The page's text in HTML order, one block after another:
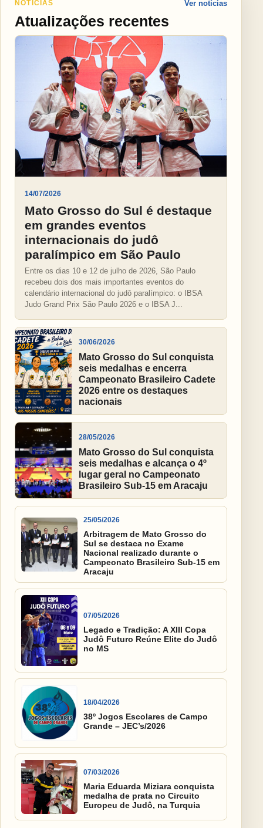
NOTÍCIAS
Atualizações recentes
Ver notícias
14/07/2026
Mato Grosso do Sul é destaque
em grandes eventos
internacionais do judô
paralímpico em São Paulo
Entre os dias 10 e 12 de julho de 2026, São Paulo
recebeu dois dos mais importantes eventos do
calendário internacional do judô paralímpico: o IBSA
Judo Grand Prix São Paulo 2026 e o IBSA J...
30/06/2026
Mato Grosso do Sul conquista
seis medalhas e encerra
Campeonato Brasileiro Cadete
2026 entre os destaques
nacionais
28/05/2026
Mato Grosso do Sul conquista
seis medalhas e alcança o 4º
lugar geral no Campeonato
Brasileiro Sub-15 em Aracaju
25/05/2026
Arbitragem de Mato Grosso do
Sul se destaca no Exame
Nacional realizado durante o
Campeonato Brasileiro Sub-15 em
Aracaju
07/05/2026
Legado e Tradição: A XIII Copa
Judô Futuro Reúne Elite do Judô
no MS
18/04/2026
38º Jogos Escolares de Campo
Grande – JEC’s/2026
07/03/2026
Maria Eduarda Miziara conquista
medalha de prata no Circuito
Europeu de Judô, na Turquia